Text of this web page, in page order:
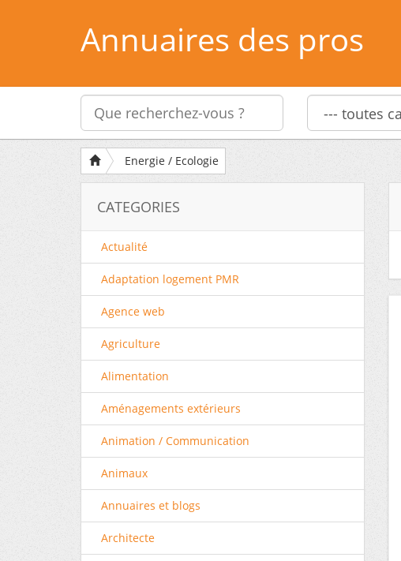
Annuaires des pros
Energie / Ecologie
CATEGORIES
Actualité
Adaptation logement PMR
Agence web
Agriculture
Alimentation
Aménagements extérieurs
Animation / Communication
Animaux
Annuaires et blogs
Architecte